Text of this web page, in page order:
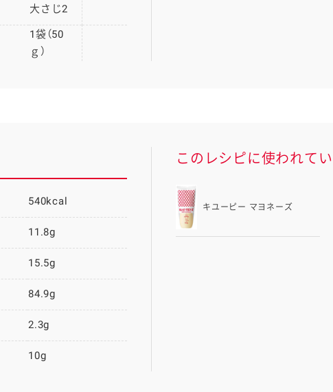
大さじ2
1袋（50
ｇ）
540kcal
11.8g
15.5g
84.9g
2.3g
10g
このレシピに使われて
キユーピー マヨネーズ